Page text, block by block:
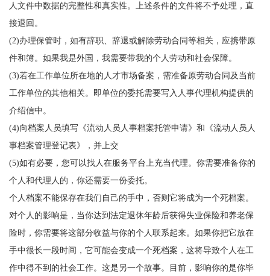
人文件中数据的完整性和真实性。上述条件的文件将不予处理，直
接退回。
(2)办理保管时，如有辞职、辞退或解除劳动合同等相关，应携带原
件和簿。如果我是外国，我需要带我的个人劳动和社会保障。
(3)若在工作单位所在地的人才市场备案，需准备原劳动合同及当前
工作单位的其他相关。即单位的委托需要写入人事代理机构提供的
介绍信中。
(4)向档案人员填写《流动人员人事档案托管申请》和《流动人员人
事档案管理登记表》，并上交
(5)如有必要，您可以找人在服务平台上充当代理。你需要准备你的
个人和代理人的，你还需要一份委托。
个人档案不能保存在我们自己的手中，否则它将成为一个死档案。
对个人的影响是，当你达到法定退休年龄后获得失业保险和养老保
险时，你需要将这部分收益与你的个人联系起来。如果你把它放在
手中很长一段时间，它可能会变成一个死档案，这将导致个人在工
作中得不到的社会工作。这是另一个故事。目前，影响你的是你毕